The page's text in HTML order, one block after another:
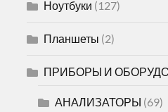
Ноутбуки (127)
Планшеты (2)
ПРИБОРЫ И
АНАЛИЗАТОРЫ (69)